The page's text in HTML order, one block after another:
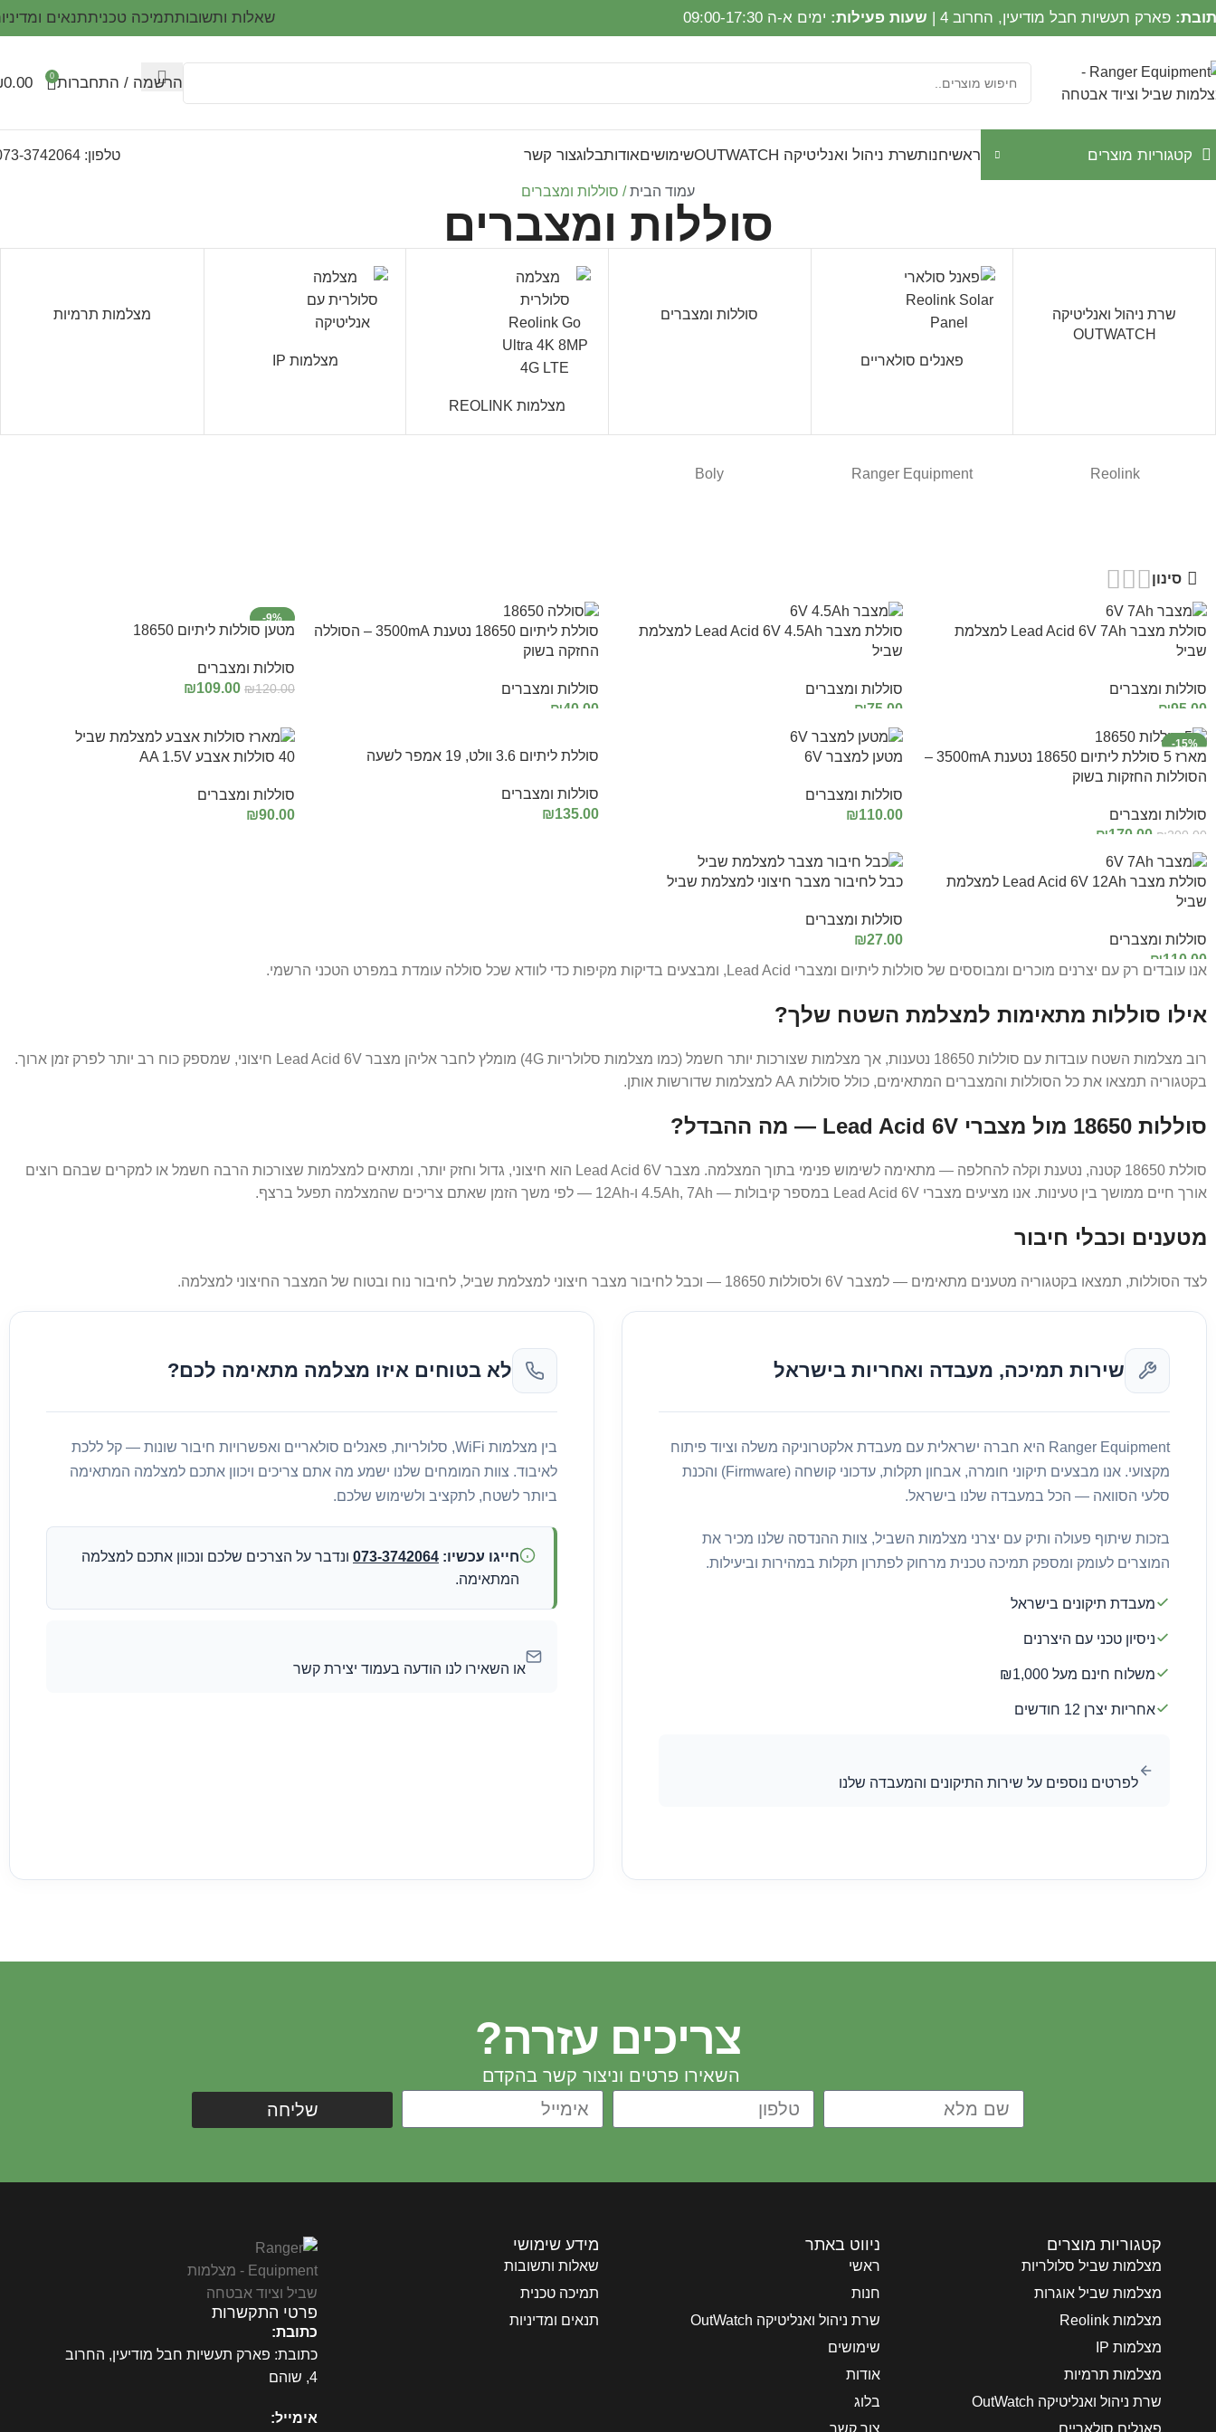
פארק תעשיות חבל מודיעין, החרוב 4 | שעות פעילות: ימים א-ה 09:00-17:30 שאלות ותשובותתמיכה טכניתתנאים
הרשמה / התחברות 0
0.00
קטגוריות מוצרים ראשיחנותשרת ניהול ואנליטיקה OUTWATCH שימושיםאודותבלוגצור קשר טלפון: 073-3742064
עמוד הבית סוללות ומצברים
סוללות ומצברים
שרת ניהול ואנליטיקה
OUTWATCH
פאנלים סולאריים
סוללות ומצברים
מצלמות REOLINK
מצלמות IP
מצלמות תרמיות
Reolink
Ranger Equipment
Boly
סינון
סוללת מצבר Lead Acid 6V 7Ah למצלמת
שביל
סוללות ומצברים
₪95.00
הוספה לסל
סוללת מצבר Lead Acid 6V 4.5Ah למצלמת
שביל
סוללות ומצברים
₪75.00
הוספה לסל
סוללת ליתיום 18650 נטענת 3500mA – הסוללה
החזקה בשוק
סוללות ומצברים
₪40.00
-9%
מטען סוללות ליתיום 18650
סוללות ומצברים
₪120.00
₪109.00
-15%
מארז 5 סוללת ליתיום 18650 נטענת 3500mA –
הסוללות החזקות בשוק
סוללות ומצברים
₪200.00
₪170.00
הוספה לסל
מטען למצבר 6V
סוללות ומצברים
₪110.00
סוללת ליתיום 3.6 וולט, 19 אמפר לשעה
סוללות ומצברים
₪135.00
40 סוללות אצבע AA 1.5V
סוללות ומצברים
₪90.00
סוללת מצבר Lead Acid 6V 12Ah למצלמת
שביל
סוללות ומצברים
₪110.00
כבל לחיבור מצבר חיצוני למצלמת שביל
סוללות ומצברים
₪27.00
הוספה לסל
אנו עובדים רק עם יצרנים מוכרים ומבוססים של סוללות ליתיום ומצברי Lead Acid, ומבצעים בדיקות מקיפות כדי לוודא שכל סוללה עומדת במפרט הטכני הרשמי.
אילו סוללות מתאימות למצלמת השטח שלך?
רוב מצלמות השטח עובדות עם סוללות 18650 נטענות, אך מצלמות שצורכות יותר חשמל (כמו מצלמות סלולריות 4G) מומלץ לחבר אליהן מצבר Lead Acid 6V חיצוני, שמספק כוח רב יותר לפרק זמן ארוך.
בקטגוריה תמצאו את כל הסוללות והמצברים המתאימים, כולל סוללות AA למצלמות שדורשות אותן.
סוללות 18650 מול מצברי Lead Acid 6V — מה ההבדל?
סוללת 18650 קטנה, נטענת וקלה להחלפה — מתאימה לשימוש פנימי בתוך המצלמה. מצבר Lead Acid 6V הוא חיצוני, גדול וחזק יותר, ומתאים למצלמות שצורכות הרבה חשמל או למקרים שבהם רוצים
אורך חיים ממושך בין טעינות. אנו מציעים מצברי Lead Acid 6V במספר קיבולות — 4.5Ah, 7Ah ו-12Ah — לפי משך הזמן שאתם צריכים שהמצלמה תפעל ברצף.
מטענים וכבלי חיבור
לצד הסוללות, תמצאו בקטגוריה מטענים מתאימים — למצבר 6V ולסוללות 18650 — וכבל לחיבור מצבר חיצוני למצלמת שביל, לחיבור נוח ובטוח של המצבר החיצוני למצלמה.
שירות תמיכה, מעבדה ואחריות בישראל
Ranger Equipment היא חברה ישראלית עם מעבדת אלקטרוניקה משלה וציוד פיתוח
מקצועי. אנו מבצעים תיקוני חומרה, אבחון תקלות, עדכוני קושחה (Firmware) והכנת
סלעי הסוואה — הכל במעבדה שלנו בישראל.
בזכות שיתוף פעולה ותיק עם יצרני מצלמות השביל, צוות ההנדסה שלנו מכיר את
המוצרים לעומק ומספק תמיכה טכנית מרחוק לפתרון תקלות במהירות וביעילות.
מעבדת תיקונים בישראל
ניסיון טכני עם היצרנים
משלוח חינם מעל ₪1,000
אחריות יצרן 12 חודשים
לפרטים נוספים על שירות התיקונים והמעבדה שלנו
לא בטוחים איזו מצלמה מתאימה לכם?
בין מצלמות WiFi, סלולריות, פאנלים סולאריים ואפשרויות חיבור שונות — קל ללכת
לאיבוד. צוות המומחים שלנו ישמע מה אתם צריכים ויכוון אתכם למצלמה המתאימה
ביותר לשטח, לתקציב ולשימוש שלכם.
חייגו עכשיו: 073-3742064 ונדבר על הצרכים שלכם ונכוון אתכם למצלמה
המתאימה.
או השאירו לנו הודעה בעמוד יצירת קשר
שליחה
צריכים עזרה?
השאירו פרטים וניצור קשר בהקדם
קטגוריות מוצרים
מצלמות שביל סלולריות
מצלמות שביל אוגרות
מצלמות Reolink
מצלמות IP
מצלמות תרמיות
שרת ניהול ואנליטיקה OutWatch
ניווט באתר
ראשי
חנות
שרת ניהול ואנליטיקה OutWatch
שימושים
אודות
בלוג
מידע שימושי
שאלות ותשובות
תמיכה טכנית
תנאים ומדיניות
פרטי התקשרות
כתובת:
כתובת: פארק תעשיות חבל מודיעין, החרוב
4, שוהם
אימייל: